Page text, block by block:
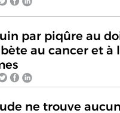
par piqûre au
au cancer et à
ne trouve